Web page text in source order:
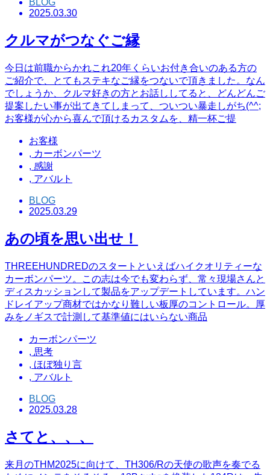
BLOG
2025.03.30
クルマがつなぐご縁
今日は前職からかれこれ20年くらいお付き合いのある方の
ご紹介で、とてもステキなご縁をつないで頂きました。なん
でしょうか、クルマ好きの方とお話ししてると、どんどんご
提案したい事が出てきてしまって、ついつい暴走しがち(^^;
お客様が心から喜んで頂けるカスタムを、精一杯ご提
お客様
, カーボンパーツ
, 感謝
, アバルト
BLOG
2025.03.29
あの頃を思い出せ！
THREEHUNDREDのスタートといえばハイクオリティーな
カーボンパーツ。この志は今でも変わらず、常々現場さんと
ディスカッションして製品をアップデートしています。ハン
ドレイアップ商材ではかなり難しい板厚のコントロール。厚
みをノギスで計測して基準値にはいらない商品
カーボンパーツ
, 思考
, ほぼ独り言
, アバルト
BLOG
2025.03.28
さてと、、、
来月のTHM2025に向けて、TH306/Rの天使の歌声を奏でる